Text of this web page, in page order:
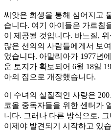
씨앗은 희생을 통해 심어지고
습니다. 여기 아이들은 가르침
이 제공될 것입니다. 바느질,
많은 선의의 사람들에게서 보
었습니다. 아말리아가 1977년
운 토지가 확보되어 6월 18일
아의 집으로 개장했습니다.
이 수녀의 실질적인 사랑은
코올 중독자들을 위한 센터가
니다. 그러나 다른 방식으로,
이제야 발견되기 시작하고 있